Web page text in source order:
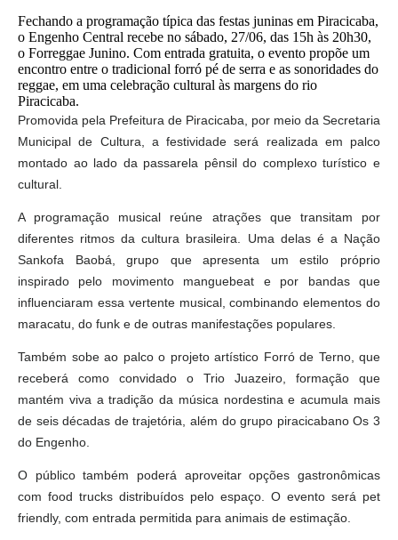
Fechando a programação típica das festas juninas em Piracicaba,
o Engenho Central recebe no sábado, 27/06, das 15h às 20h30,
o Forreggae Junino. Com entrada gratuita, o evento propõe um
encontro entre o tradicional forró pé de serra e as sonoridades do
reggae, em uma celebração cultural às margens do rio
Piracicaba.
Promovida pela Prefeitura de Piracicaba, por meio da Secretaria
Municipal de Cultura, a festividade será realizada em palco
montado ao lado da passarela pênsil do complexo turístico e
cultural.
A programação musical reúne atrações que transitam por
diferentes ritmos da cultura brasileira. Uma delas é a Nação
Sankofa Baobá, grupo que apresenta um estilo próprio
inspirado pelo movimento manguebeat e por bandas que
influenciaram essa vertente musical, combinando elementos do
maracatu, do funk e de outras manifestações populares.
Também sobe ao palco o projeto artístico Forró de Terno, que
receberá como convidado o Trio Juazeiro, formação que
mantém viva a tradição da música nordestina e acumula mais
de seis décadas de trajetória, além do grupo piracicabano Os 3
do Engenho.
O público também poderá aproveitar opções gastronômicas
com food trucks distribuídos pelo espaço. O evento será pet
friendly, com entrada permitida para animais de estimação.